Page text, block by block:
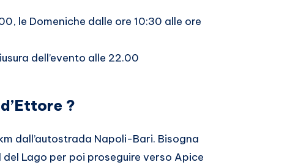
le Domeniche dalle ore 10:30 alle ore
dell’evento alle 22.00
?
dall’autostrada Napoli-Bari. Bisogna
Lago per poi proseguire verso Apice